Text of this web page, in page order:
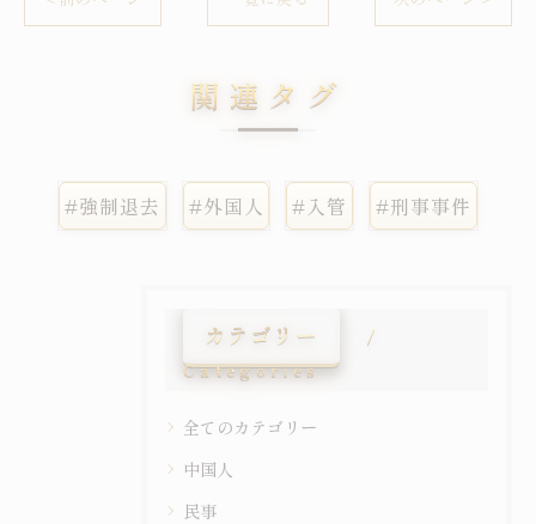
関連タグ
#強制退去 #外国人 #入管 #刑事事件
カテゴリー
Categories
全てのカテゴリー
中国人
民事